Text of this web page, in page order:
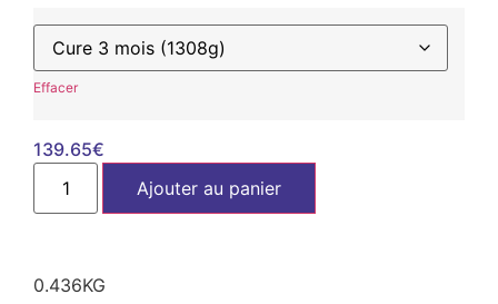
Effacer
139.65€
Ajouter au panier
0.436KG